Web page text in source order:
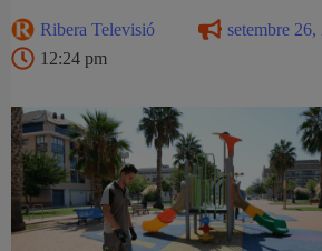
Ribera Televisió
setembre 26,
12:24 pm